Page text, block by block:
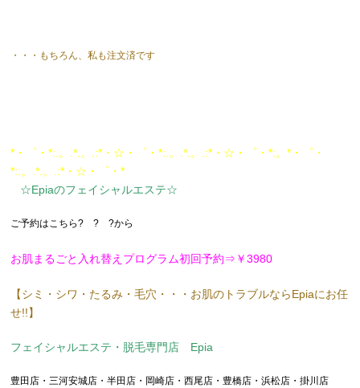
・・・もちろん、私も注文済です
*・゜・*:.。.*.。.:*・☆・゜・*:.。.*.。.:*・☆・゜・*:。*・゜・
*:.。.*.。.:*・☆・゜・*
☆Epiaのフェイシャルエステ☆
ご予約はこちら? ? ?から
お肌まるごと入れ替えプログラム初回予約⇒￥3980
【シミ・シワ・たるみ・毛穴・・・お肌のトラブルならEpiaにお任
せ!!】
フェイシャルエステ・脱毛専門店 Epia
豊田店・三河安城店・半田店・岡崎店・西尾店・豊橋店・浜松店・掛川店